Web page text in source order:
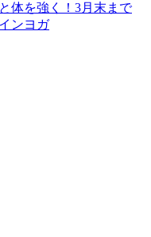
体を強く！3月末まで
ンヨガ